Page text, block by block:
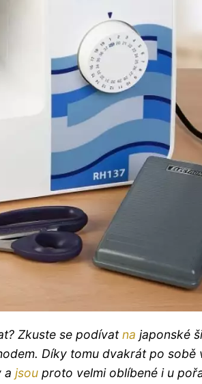
Zkuste se podívatna japonské
Díky tomu dvakrát po sobě
a jsou proto velmi oblíbené i u